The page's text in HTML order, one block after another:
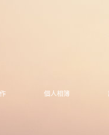
個人相簿